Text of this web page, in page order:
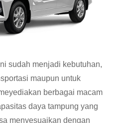
sudah menjadi kebutuhan,
maupun untuk
berbagai macam
daya tampung yang
menyesuaikan dengan